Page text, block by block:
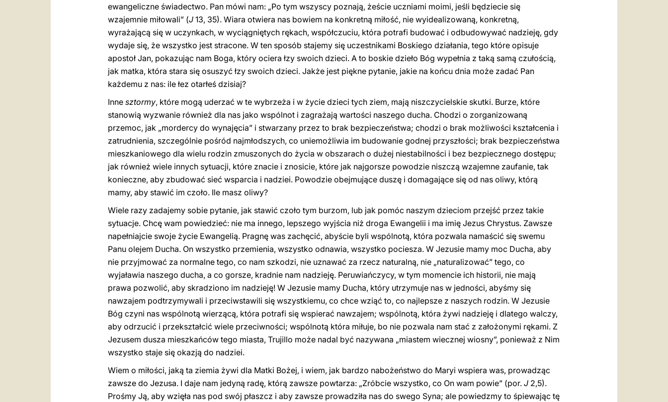
ewangeliczne świadectwo. Pan mówi nam: „Po tym wszyscy poznają, żeście uczniami moimi, jeśli będziecie się
wzajemnie miłowali” (J 13, 35). Wiara otwiera nas bowiem na konkretną miłość, nie wyidealizowaną, konkretną,
wyrażającą się w uczynkach, w wyciągniętych rękach, współczuciu, która potrafi budować i odbudowywać nadzieję, gdy
wydaje się, że wszystko jest stracone. W ten sposób stajemy się uczestnikami Boskiego działania, tego które opisuje
apostoł Jan, pokazując nam Boga, który ociera łzy swoich dzieci. A to boskie dzieło Bóg wypełnia z taką samą czułością,
jak matka, która stara się osuszyć łzy swoich dzieci. Jakże jest piękne pytanie, jakie na końcu dnia może zadać Pan
każdemu z nas: ile łez otarłeś dzisiaj?
Inne sztormy, które mogą uderzać w te wybrzeża i w życie dzieci tych ziem, mają niszczycielskie skutki. Burze, które
stanowią wyzwanie również dla nas jako wspólnot i zagrażają wartości naszego ducha. Chodzi o zorganizowaną
przemoc, jak „mordercy do wynajęcia” i stwarzany przez to brak bezpieczeństwa; chodzi o brak możliwości kształcenia i
zatrudnienia, szczególnie pośród najmłodszych, co uniemożliwia im budowanie godnej przyszłości; brak bezpieczeństwa
mieszkaniowego dla wielu rodzin zmuszonych do życia w obszarach o dużej niestabilności i bez bezpiecznego dostępu;
jak również wiele innych sytuacji, które znacie i znosicie, które jak najgorsze powodzie niszczą wzajemne zaufanie, tak
konieczne, aby zbudować sieć wsparcia i nadziei. Powodzie obejmujące duszę i domagające się od nas oliwy, którą
mamy, aby stawić im czoło. Ile masz oliwy?
Wiele razy zadajemy sobie pytanie, jak stawić czoło tym burzom, lub jak pomóc naszym dzieciom przejść przez takie
sytuacje. Chcę wam powiedzieć: nie ma innego, lepszego wyjścia niż droga Ewangelii i ma imię Jezus Chrystus. Zawsze
napełniajcie swoje życie Ewangelią. Pragnę was zachęcić, abyście byli wspólnotą, która pozwala namaścić się swemu
Panu olejem Ducha. On wszystko przemienia, wszystko odnawia, wszystko pociesza. W Jezusie mamy moc Ducha, aby
nie przyjmować za normalne tego, co nam szkodzi, nie uznawać za rzecz naturalną, nie „naturalizować” tego, co
wyjaławia naszego ducha, a co gorsze, kradnie nam nadzieję. Peruwiańczycy, w tym momencie ich historii, nie mają
prawa pozwolić, aby skradziono im nadzieję! W Jezusie mamy Ducha, który utrzymuje nas w jedności, abyśmy się
nawzajem podtrzymywali i przeciwstawili się wszystkiemu, co chce wziąć to, co najlepsze z naszych rodzin. W Jezusie
Bóg czyni nas wspólnotą wierzącą, która potrafi się wspierać nawzajem; wspólnotą, która żywi nadzieję i dlatego walczy,
aby odrzucić i przekształcić wiele przeciwności; wspólnotą która miłuje, bo nie pozwala nam stać z założonymi rękami. Z
Jezusem dusza mieszkańców tego miasta, Trujillo może nadal być nazywana „miastem wiecznej wiosny”, ponieważ z Nim
wszystko staje się okazją do nadziei.
Wiem o miłości, jaką ta ziemia żywi dla Matki Bożej, i wiem, jak bardzo nabożeństwo do Maryi wspiera was, prowadząc
zawsze do Jezusa. I daje nam jedyną radę, którą zawsze powtarza: „Zróbcie wszystko, co On wam powie” (por. J 2,5).
Prośmy Ją, aby wzięła nas pod swój płaszcz i aby zawsze prowadziła nas do swego Syna; ale powiedzmy to śpiewając tę